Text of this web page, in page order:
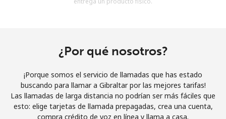
Términos y condiciones.
Únete
¿Por qué nosotros?
¡Porque somos el servicio de llamadas que has estado
buscando para llamar a Gibraltar por las mejores tarifas!
Las llamadas de larga distancia no podrían ser más fáciles que
esto: elige tarjetas de llamada prepagadas, crea una cuenta,
compra crédito de voz en línea y llama a casa.